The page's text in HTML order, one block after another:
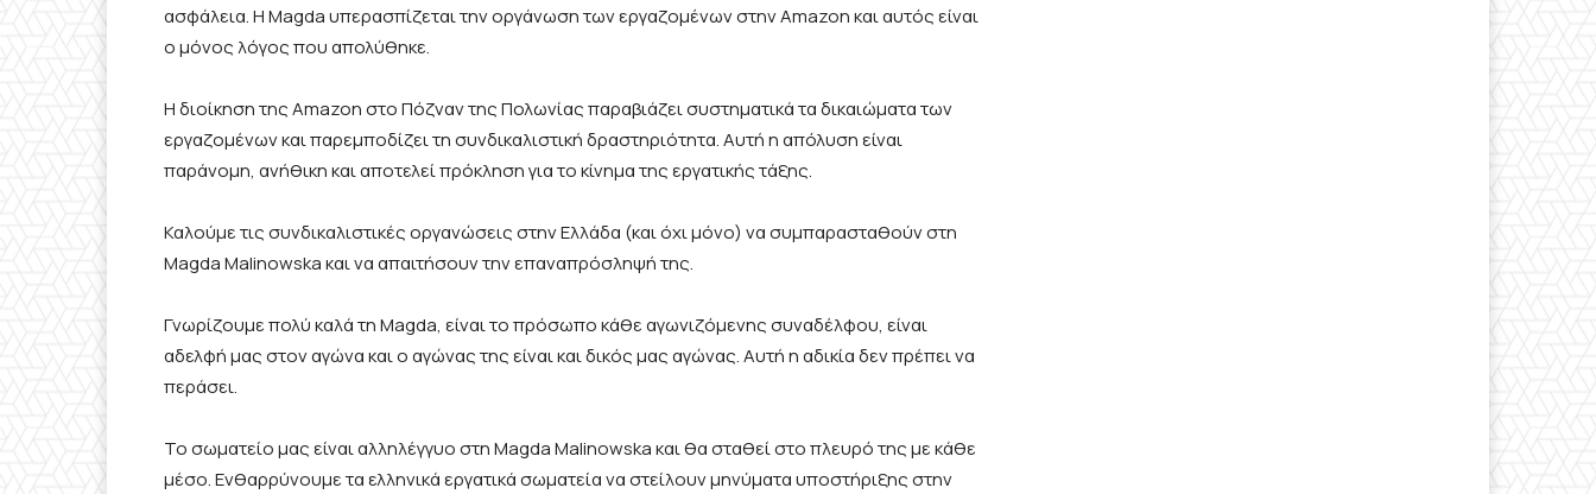
ασφάλεια. Η Magda υπερασπίζεται την οργάνωση των εργαζομένων στην Amazon και αυτός είναι
ο μόνος λόγος που απολύθηκε.
Η διοίκηση της Amazon στο Πόζναν της Πολωνίας παραβιάζει συστηματικά τα δικαιώματα των
εργαζομένων και παρεμποδίζει τη συνδικαλιστική δραστηριότητα. Αυτή η απόλυση είναι
παράνομη, ανήθικη και αποτελεί πρόκληση για το κίνημα της εργατικής τάξης.
Καλούμε τις συνδικαλιστικές οργανώσεις στην Ελλάδα (και όχι μόνο) να συμπαρασταθούν στη
Magda Malinowska και να απαιτήσουν την επαναπρόσληψή της.
Γνωρίζουμε πολύ καλά τη Magda, είναι το πρόσωπο κάθε αγωνιζόμενης συναδέλφου, είναι
αδελφή μας στον αγώνα και ο αγώνας της είναι και δικός μας αγώνας. Αυτή η αδικία δεν πρέπει να
περάσει.
Το σωματείο μας είναι αλληλέγγυο στη Magda Malinowska και θα σταθεί στο πλευρό της με κάθε
μέσο. Ενθαρρύνουμε τα ελληνικά εργατικά σωματεία να στείλουν μηνύματα υποστήριξης στην